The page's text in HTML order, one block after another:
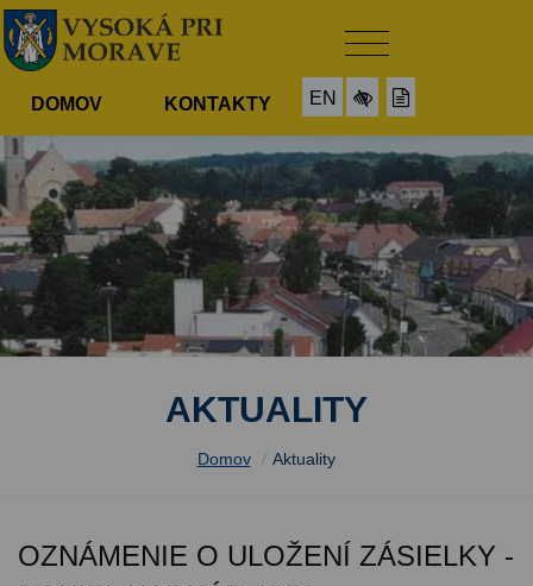
DOMOV KONTAKTY EN
AKTUALITY
Domov / Aktuality
OZNÁMENIE O ULOŽENÍ ZÁSIELKY -